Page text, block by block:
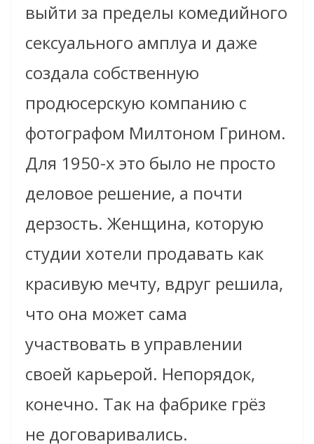
выйти за пределы комедийного
сексуального амплуа и даже
создала собственную
продюсерскую компанию с
фотографом Милтоном Грином.
Для 1950-х это было не просто
деловое решение, а почти
дерзость. Женщина, которую
студии хотели продавать как
красивую мечту, вдруг решила,
что она может сама
участвовать в управлении
своей карьерой. Непорядок,
конечно. Так на фабрике грёз
не договаривались.